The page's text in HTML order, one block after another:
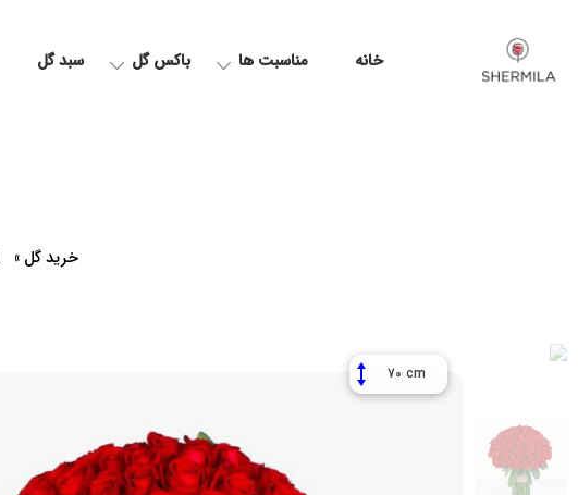
خانه مناسبت ها باکس گل سبد گل
خرید گل »
70 cm